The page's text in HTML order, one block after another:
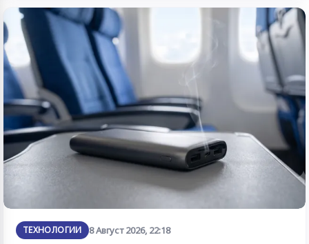
ТЕХНОЛОГИИ 8 Август 2026, 22:18